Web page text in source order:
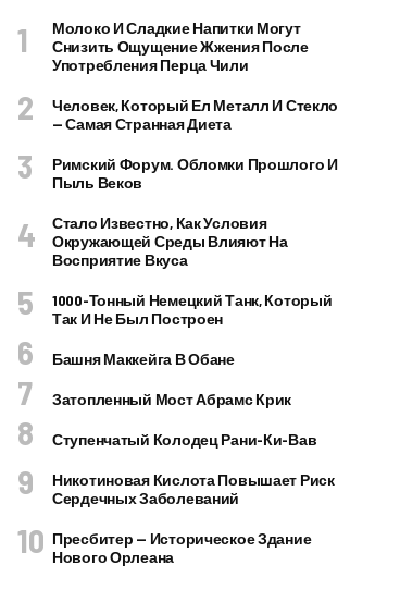
Молоко И Сладкие Напитки Могут
Снизить Ощущение Жжения После
Употребления Перца Чили
Человек, Который Ел Металл И Стекло
— Самая Странная Диета
Римский Форум. Обломки Прошлого И
Пыль Веков
Стало Известно, Как Условия
Окружающей Среды Влияют На
Восприятие Вкуса
1000-Тонный Немецкий Танк, Который
Так И Не Был Построен
Башня Маккейга В Обане
Затопленный Мост Абрамс Крик
Ступенчатый Колодец Рани-Ки-Вав
Никотиновая Кислота Повышает Риск
Сердечных Заболеваний
Пресбитер — Историческое Здание
Нового Орлеана